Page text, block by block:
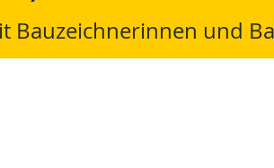
Bauzeichnerinnen und